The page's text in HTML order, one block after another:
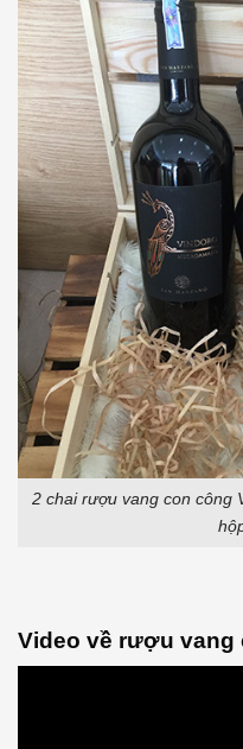
2 chai rượu vang con công
Video về rượu vang